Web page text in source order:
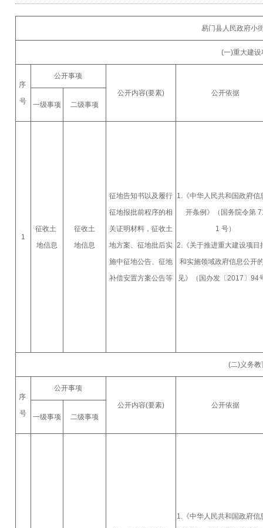
易门县人民政府小
(一)重大建
序
号
公开事项
公开内容(要素)
公开依据
一级事项
二级事项
1
征收土
地信息
征收土
地信息
征地告知书以及履行
征地报批前程序的相
关证明材料，征收土
地方案、征地批后实
施中征地公告、征地
补偿安置方案公告等
1.《中华人民共和国政府信
开条例》（国务院令第
1 号）
2.《关于推进重大建设项目
和实施领域政府信息公开
见》（国办发〔2017〕94
(二)义务
序
号
公开事项
公开内容(要素)
公开依据
一级事项
二级事项
1.《中华人民共和国政府信